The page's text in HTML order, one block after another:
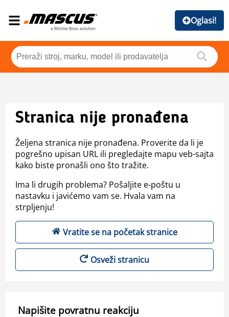
Oglasi!
Stranica nije pronađena
Željena stranica nije pronađena. Proverite da li je
pogrešno upisan URL ili pregledajte mapu veb-sajta
kako biste pronašli ono što tražite.
Ima li drugih problema? Pošaljite e-poštu u
nastavku i javićemo vam se. Hvala vam na
strpljenju!
Vratite se na početak stranice
Osveži stranicu
Napišite povratnu reakciju